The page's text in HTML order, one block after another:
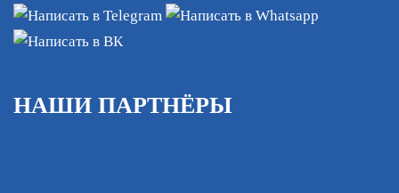
НАШИ ПАРТНЁРЫ